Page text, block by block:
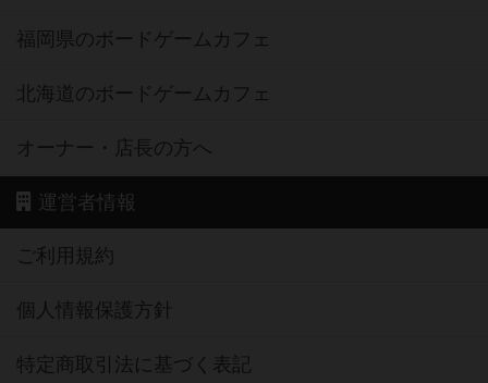
福岡県のボードゲームカフェ
北海道のボードゲームカフェ
オーナー・店長の方へ
運営者情報
ご利用規約
個人情報保護方針
特定商取引法に基づく表記